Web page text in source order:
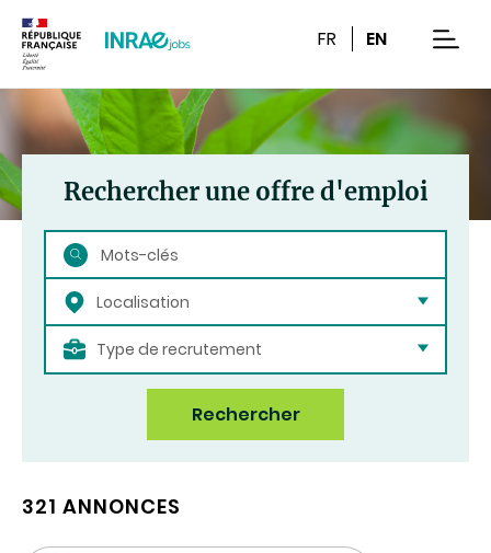
FR EN
Rechercher une offre d'emploi
Rechercher
Localisation
Type de recrutement
Rechercher
321 ANNONCES